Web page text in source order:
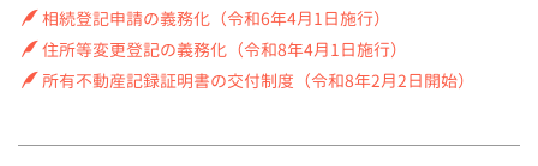
相続登記申請の義務化（令和6年4月1日施行）
住所等変更登記の義務化（令和8年4月1日施行）
所有不動産記録証明書の交付制度（令和8年2月2日開始）